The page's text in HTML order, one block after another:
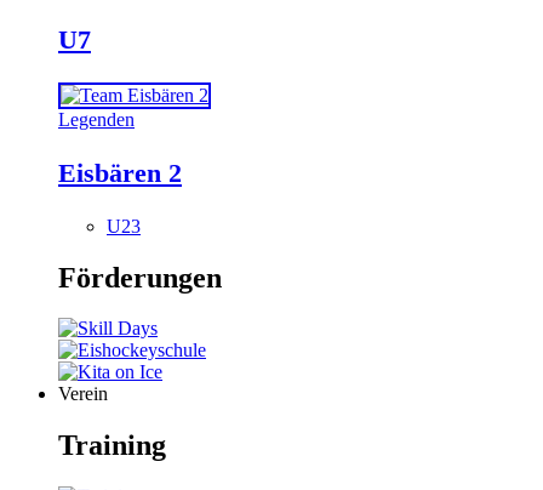
U7
Legenden
Eisbären 2
U23
Förderungen
Verein
Training